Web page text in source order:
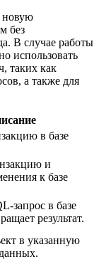
новую
без
В случае работы
использовать
таких как
а также для
в базе
и
к базе
запрос в базе
результат.
в указанную